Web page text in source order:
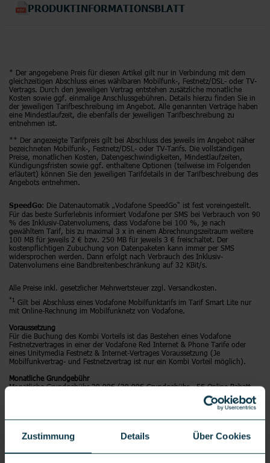
Zustimmung Details Über Cookies
PRODUKTINFORMATIONSBLATT
* Der angegebene Preis für diesen Artikel gilt nur in Verbindung mit dem
gleichzeitigen Abschluss eines wählbaren Mobilfunk-, Festnetz/DSL- oder TV-
Vertrags. Durch den jeweiligen Vertrag entstehen zusätzliche monatliche
Kosten sowie ggf. einmalige Anschlussgebühren. Details hierzu finden Sie in
der jeweiligen Tarifbeschreibung im Angebot. Alle genannten Verträge haben
eine Mindestlaufzeit, die ebenfalls der jeweiligen Tarifbeschreibung zu
entnehmen ist.
** Der angezeigte Tarifpreis gilt bei Abschluss des jeweils im Angebot näher
bezeichneten Mobilfunk-, Festnetz/DSL- oder TV-Tarifs. Die vollständigen
Preise, monatlichen Kosten, Datengeschwindigkeiten, Mindestlaufzeiten,
Kündigungsfristen sowie ggf. enthaltene Optionen (teilweise im Folgenden
erläutert) können Sie den jeweiligen Tarifdetails in der Tarifbeschreibung des
Angebots entnehmen.
SpeedGo: Die Datenautomatik „Vodafone SpeedGo“ ist fest voreingestellt.
Für das beste Surferlebnis informiert Vodafone per SMS bei Verbrauch von 90
% des Inklusiv-Datenvolumens, dass Vodafone bei 100 %, je nach
gewähltem Tarif, bis zu maximal 3 x in einem Abrechnungszeitraum weitere
100 MB für jeweils 2 € bzw. 250 MB für jeweils 3 € freischaltet. Der
kostenpflichtigen Zubuchung von Datenpaketen kann immer per SMS
widersprochen werden. Dann erfolgt nach Verbrauch des Inklusiv-
Datenvolumens eine Bandbreitenbeschränkung auf 32 KBit/s.
Alle Preise inkl. gesetzlicher Mehrwertsteuer zzgl. Versandkosten.
*1 Gilt bei Abschluss eines Vodafone Mobilfunktarifs im Tarif Smart Lite nur
mit Online-Rechnung im Mobilfunknetz von Vodafone.
Voraussetzung
Für die Buchung des Kombi Vorteils ist das Bestehen eines Vodafone
Festnetzvertrages in einer der Vodafone Red Internet & Phone Tarife oder
eines Unitymedia Festnetz & Internet-Vertrages Voraussetzung (Je
Mobilfunkvertrag- und Festnetzvertrag ist nur ein Kombi Vorteil möglich).
Monatliche Grundgebühr
Monatliche Grundgebühr 29,99€ (39,99€ Grundgebühr - 5€ Online Rabatt -
5€ KombiVorteil). Mindestvertragslaufzeit 24 Monate. Nach Ablauf der
Mindestvertragslaufzeit werden ab dem 25. Monat 29,99€/Monat (39,99€
Vodafone berechnet Ihnen die einmalige Anschlussgebühr in Höhe von 39,99
lassen. Sie finden die App im Apple App Store, im Google Play Store und im